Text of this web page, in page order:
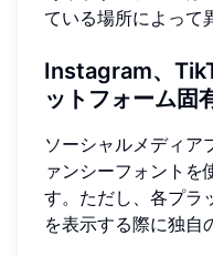
ている場所によって
Instagram、
ットフォーム固
ソーシャルメディア
ァンシーフォントを
す。ただし、各プラ
を表示する際に独自